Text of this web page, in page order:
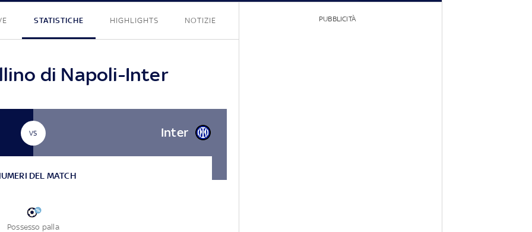
STATISTICHE HIGHLIGHTS NOTIZIE
di Napoli-Inter
VS Inter
DEL MATCH
Possesso palla
PUBBLICITÀ